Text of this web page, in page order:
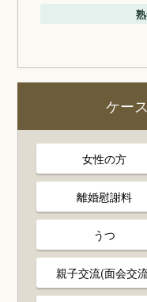
ケー
女性の方
離婚慰謝料
うつ
親子交流(面会交